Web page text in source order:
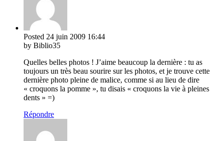
Posted 24 juin 2009 16:44
by Biblio35
Quelles belles photos ! J’aime beaucoup la dernière : tu as
toujours un très beau sourire sur les photos, et je trouve cette
dernière photo pleine de malice, comme si au lieu de dire
« croquons la pomme », tu disais « croquons la vie à pleines
dents » =)
Répondre